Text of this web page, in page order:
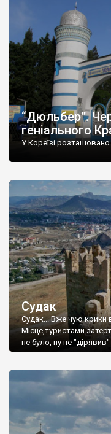
“Дюльбер”.
геніального
У Кореїзі
Судак
Судак... Вже чую крики
Місце,туристами
не було, ну не "дірявив"